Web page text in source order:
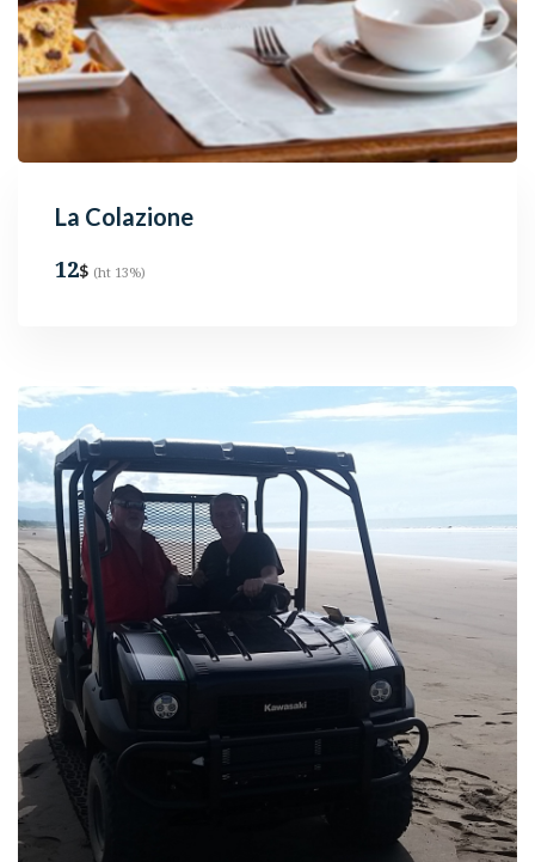
La Colazione
12$ (ht 13%)